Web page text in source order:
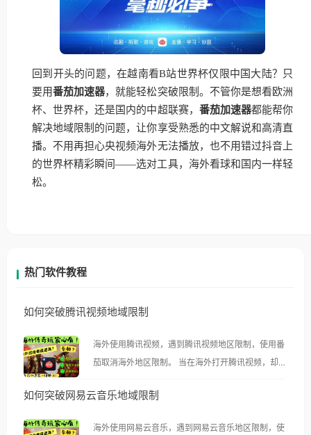
回到开头的问题，在越南看B站世界杯仅限中国大陆？只
要用番茄加速器，就能轻松突破限制。不管你是想看欧洲
杯、世界杯，还是国内的中超联赛， 番茄加速器都能帮你
解决地域限制的问题，让你享受熟悉的中文解说和高清直
播。不用再担心央视频海外无法播放，也不用错过抖音上
的世界杯精彩瞬间——选对工具，海外看球和国内一样轻
松。
热门软件教程
如何突破腾讯视频地域限制
海外使用腾讯视频，遇到腾讯视频地区限制，使用番
茄取消海外地区限制。 当在海外打开腾讯视频，却突
示语。 海外用户如香港、澳门、台湾、美国、加拿
如何突破网易云音乐地域限制
海外使用网易云音乐，遇到网易云音乐地区限制，使